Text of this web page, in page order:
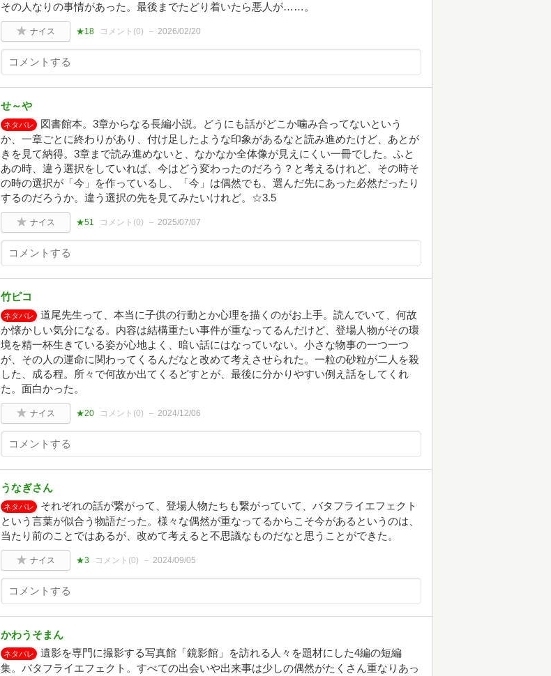
その人なりの事情があった。最後までたどり着いたら悪人が……。
ナイス ★18 コメント(0) 2026/02/20
せ～や
ネタバレ
図書館本。3章からなる長編小説。どうにも話がどこか噛み合ってないという
か、一章ごとに終わりがあり、付け足したような印象があるなと読み進めたけど、あとが
きを見て納得。3章まで読み進めないと、なかなか全体像が見えにくい一冊でした。ふと
あの時、違う選択をしていれば、今はどう変わったのだろう？と考えるけれど、その時そ
の時の選択が「今」を作っているし、「今」は偶然でも、選んだ先にあった必然だったり
するのだろうか。違う選択の先を見てみたいけれど。☆3.5
ナイス ★51 コメント(0) 2025/07/07
竹ピコ
ネタバレ
道尾先生って、本当に子供の行動とか心理を描くのがお上手。読んでいて、何故
か懐かしい気分になる。内容は結構重たい事件が重なってるんだけど、登場人物がその環
境を精一杯生きている姿が心地よく、暗い話にはなっていない。小さな物事の一つ一つ
が、その人の運命に関わってくるんだなと改めて考えさせられた。一粒の砂粒が二人を殺
した、成る程。所々で何故か出てくるどすとが、最後に分かりやすい例え話をしてくれ
た。面白かった。
ナイス ★20 コメント(0) 2024/12/06
うなぎさん
ネタバレ
それぞれの話が繋がって、登場人物たちも繋がっていて、バタフライエフェクト
という言葉が似合う物語だった。様々な偶然が重なってるからこそ今があるというのは、
当たり前のことではあるが、改めて考えると不思議なものだなと思うことができた。
ナイス ★3 コメント(0) 2024/09/05
かわうそまん
ネタバレ
遺影を専門に撮影する写真館「鏡影館」を訪れる人々を題材にした4編の短編
集。バタフライエフェクト。すべての出会いや出来事は少しの偶然がたくさん重なりあっ